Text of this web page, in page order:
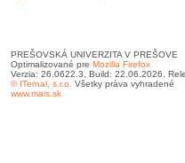
PREŠOVSKÁ UNIVERZITA V PREŠOVE
Optimalizované pre Mozilla Firefox
Verzia: 26.0622.3, Build: 22.06.2026,
© ITernal, s.r.o. Všetky práva vyhradené
www.mais.sk